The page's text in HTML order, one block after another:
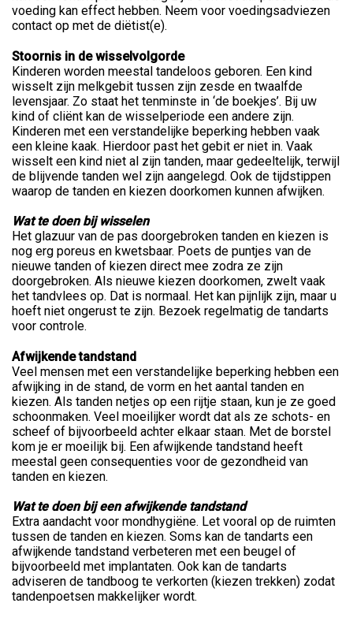
voeding kan effect hebben. Neem voor voedingsadviezen
contact op met de diëtist(e).
Stoornis in de wisselvolgorde
Kinderen worden meestal tandeloos geboren. Een kind
wisselt zijn melkgebit tussen zijn zesde en twaalfde
levensjaar. Zo staat het tenminste in ‘de boekjes’. Bij uw
kind of cliënt kan de wisselperiode een andere zijn.
Kinderen met een verstandelijke beperking hebben vaak
een kleine kaak. Hierdoor past het gebit er niet in. Vaak
wisselt een kind niet al zijn tanden, maar gedeeltelijk, terwijl
de blijvende tanden wel zijn aangelegd. Ook de tijdstippen
waarop de tanden en kiezen doorkomen kunnen afwijken.
Wat te doen bij wisselen
Het glazuur van de pas doorgebroken tanden en kiezen is
nog erg poreus en kwetsbaar. Poets de puntjes van de
nieuwe tanden of kiezen direct mee zodra ze zijn
doorgebroken. Als nieuwe kiezen doorkomen, zwelt vaak
het tandvlees op. Dat is normaal. Het kan pijnlijk zijn, maar u
hoeft niet ongerust te zijn. Bezoek regelmatig de tandarts
voor controle.
Afwijkende tandstand
Veel mensen met een verstandelijke beperking hebben een
afwijking in de stand, de vorm en het aantal tanden en
kiezen. Als tanden netjes op een rijtje staan, kun je ze goed
schoonmaken. Veel moeilijker wordt dat als ze schots- en
scheef of bijvoorbeeld achter elkaar staan. Met de borstel
kom je er moeilijk bij. Een afwijkende tandstand heeft
meestal geen consequenties voor de gezondheid van
tanden en kiezen.
Wat te doen bij een afwijkende tandstand
Extra aandacht voor mondhygiëne. Let vooral op de ruimten
tussen de tanden en kiezen. Soms kan de tandarts een
afwijkende tandstand verbeteren met een beugel of
bijvoorbeeld met implantaten. Ook kan de tandarts
adviseren de tandboog te verkorten (kiezen trekken) zodat
tandenpoetsen makkelijker wordt.